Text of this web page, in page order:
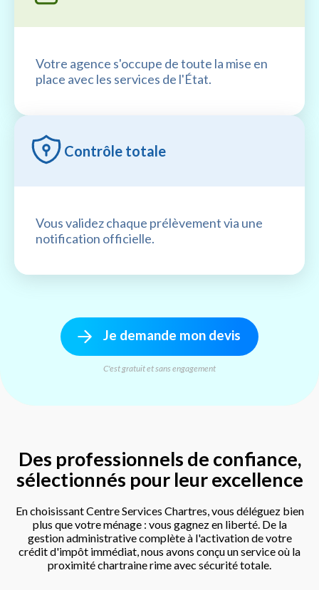
Votre agence s'occupe de toute la mise en
place avec les services de l'État.
Contrôle totale
Vous validez chaque prélèvement via une
notification officielle.
Je demande mon devis
C'est gratuit et sans engagement
Des professionnels de confiance,
sélectionnés pour leur excellence
En choisissant Centre Services Chartres, vous déléguez bien
plus que votre ménage : vous gagnez en liberté. De la
gestion administrative complète à l'activation de votre
crédit d'impôt immédiat, nous avons conçu un service où la
proximité chartraine rime avec sécurité totale.